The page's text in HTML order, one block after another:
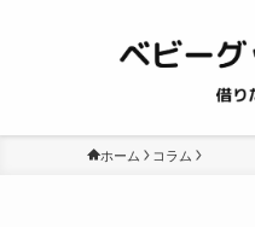
ホーム コラム